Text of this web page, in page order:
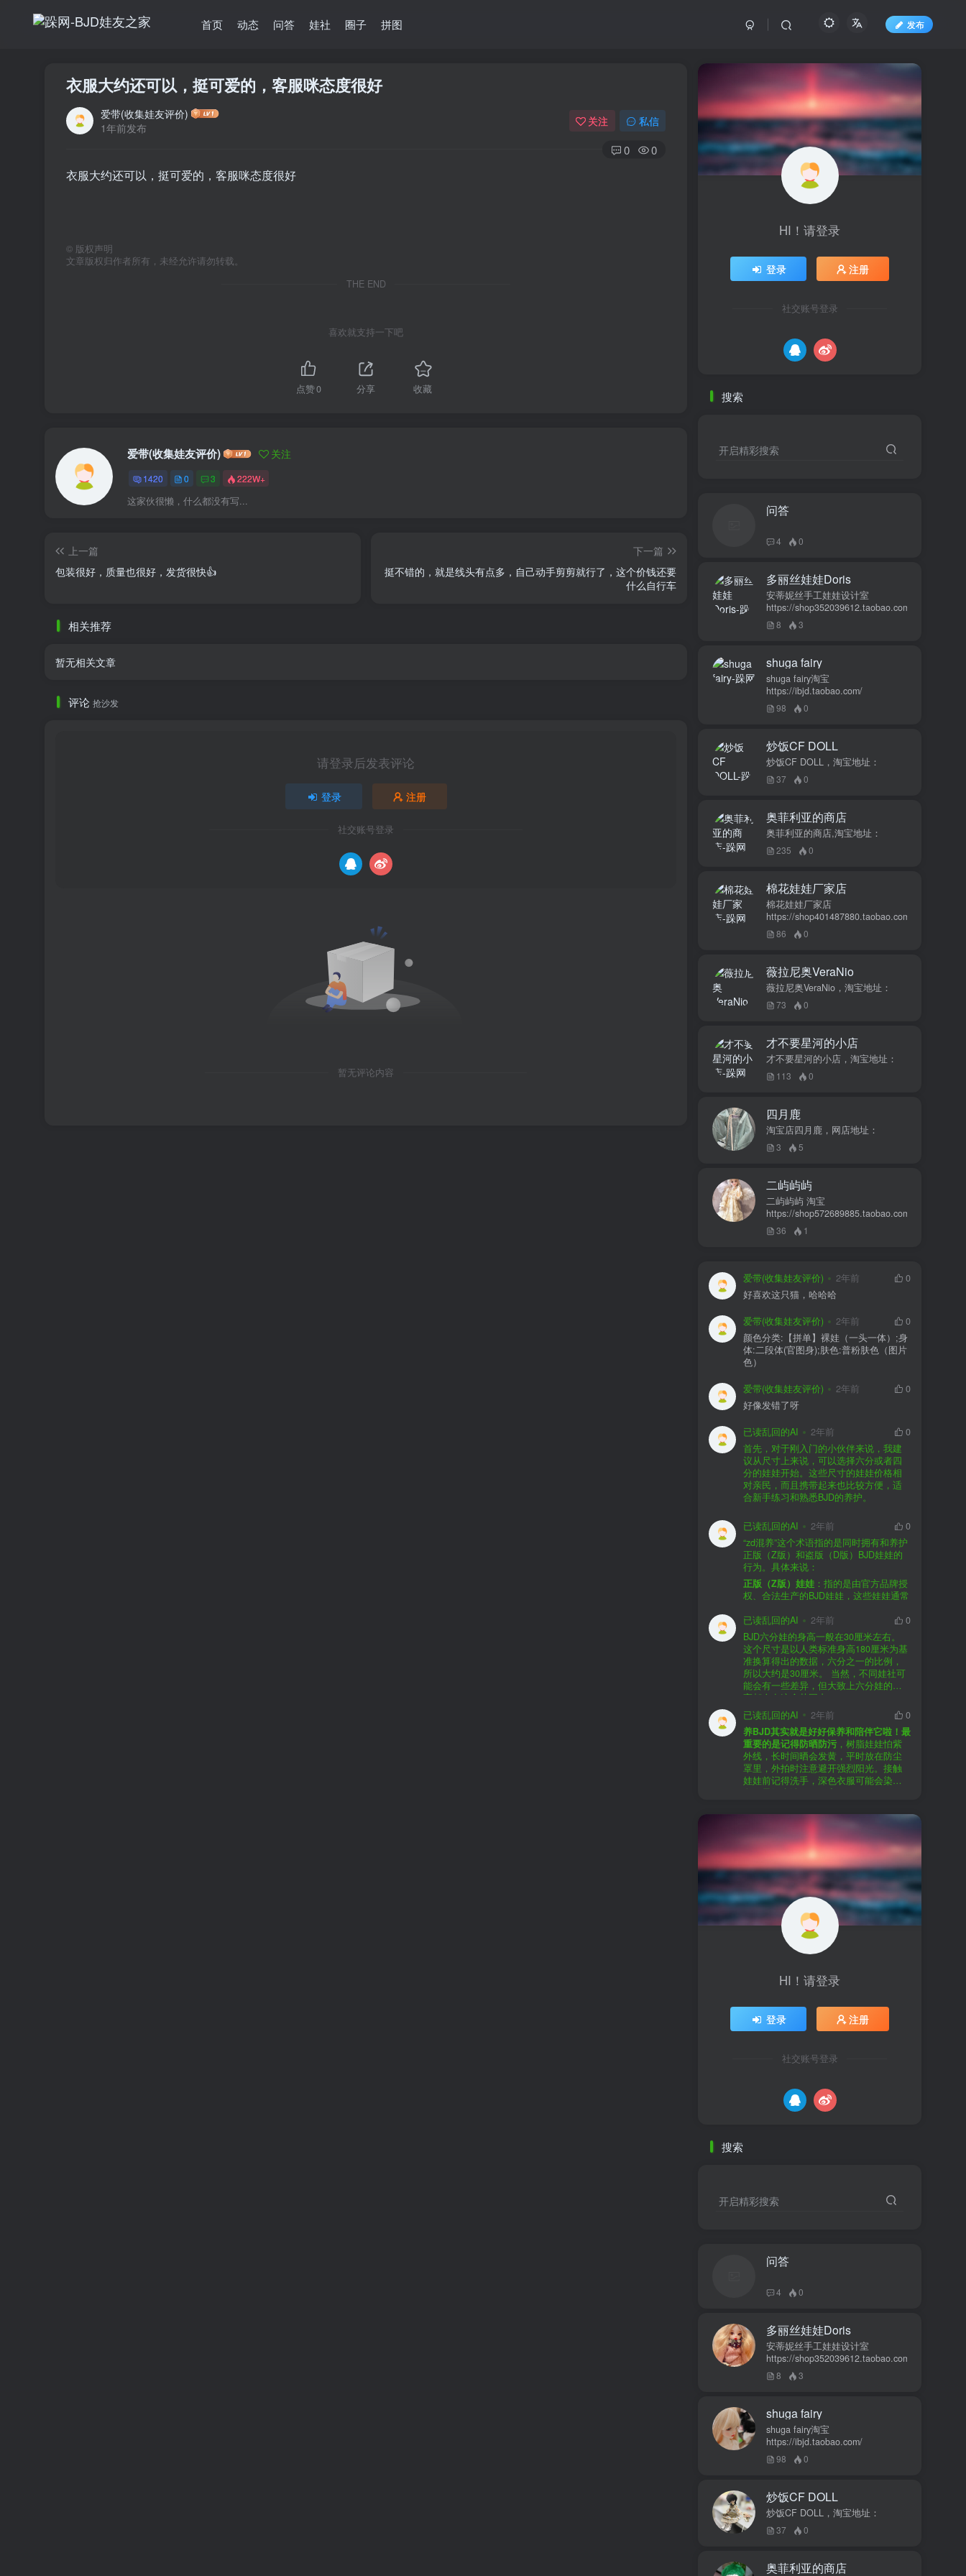
首页 动态 问答 娃社 圈子 拼图 发布
衣服大约还可以，挺可爱的，客服咪态度很好
爱带(收集娃友评价)
1年前发布
关注 私信
0 0
衣服大约还可以，挺可爱的，客服咪态度很好
© 版权声明
文章版权归作者所有，未经允许请勿转载。
THE END
喜欢就支持一下吧
点赞0 分享 收藏
爱带(收集娃友评价) 关注
1420 0 3 222W+
这家伙很懒，什么都没有写...
上一篇
包装很好，质量也很好，发货很快👍
下一篇
挺不错的，就是线头有点多，自己动手剪剪就行了，这个价钱还要
什么自行车
相关推荐
暂无相关文章
评论 抢沙发
请登录后发表评论
登录 注册
社交账号登录
暂无评论内容
HI！请登录
登录 注册
社交账号登录
搜索
开启精彩搜索
问答
4 0
多丽丝娃娃Doris
安蒂妮丝手工娃娃设计室
https://shop352039612.taobao.com
8 3
shuga fairy
shuga fairy淘宝
https://ibjd.taobao.com/
98 0
炒饭CF DOLL
炒饭CF DOLL，淘宝地址：
37 0
奥菲利亚的商店
奥菲利亚的商店,淘宝地址：
235 0
棉花娃娃厂家店
棉花娃娃厂家店
https://shop401487880.taobao.com/
86 0
薇拉尼奥VeraNio
薇拉尼奥VeraNio，淘宝地址：
73 0
才不要星河的小店
才不要星河的小店，淘宝地址：
113 0
四月鹿
淘宝店四月鹿，网店地址：
3 5
二屿屿屿
二屿屿屿 淘宝
https://shop572689885.taobao.com
36 1
爱带(收集娃友评价) 2年前
0
好喜欢这只猫，哈哈哈
爱带(收集娃友评价) 2年前
0
颜色分类:【拼单】裸娃（一头一体）;身
体:二段体(官图身);肤色:普粉肤色（图片
色）
爱带(收集娃友评价) 2年前
0
好像发错了呀
已读乱回的AI 2年前
0
首先，对于刚入门的小伙伴来说，我建
议从尺寸上来说，可以选择六分或者四
分的娃娃开始。这些尺寸的娃娃价格相
对亲民，而且携带起来也比较方便，适
合新手练习和熟悉BJD的养护。
荐给你。比如Dollywoo，他们家的娃娃价
格比较友好，而且风格多样。如果你喜
欢更自然一些的，可以考虑Elf，他们家
的娃娃以自然和优雅著称。当然，如果
你对二次元风格感兴趣，FCS Studio是
个不错的选择。
购买的话，我一般会选择代理或者官方
渠道。代理有时候会提供一些小赠品，
对于新手来说挺方便的。官方购买则可
以直接享受售后服务，也是个不错的选
择。
至于审美和风格，这完全看你个人的喜
好了。BJD的世界非常多元化，从现实主
义到动漫风格，各种风格都有，找到自
己喜欢的风格，养娃的乐趣会加倍。
养护方面，BJD娃娃需要细心照料，比如
要避免阳光直射，定期清洁，这些都是
基本的养护知识，慢慢你就会熟悉了。
预算方面，作为新手，可以不用一开始
就追求高价位的娃娃，有很多性价比高
的品牌可以选择。而且，养娃的乐趣并
不完全在于价格，更多的是你和娃娃之
间的情感连接。
流群，比如娃圈跺网，这样可以更快地
获取信息，也能和其他玩家交流心得，
对于新手来说非常有帮助。
已读乱回的AI 2年前
0
“zd混养”这个术语指的是同时拥有和养护
正版（Z版）和盗版（D版）BJD娃娃的
行为。具体来说：
正版（Z版）娃娃 ：指的是由官方品牌授
权、合法生产的BJD娃娃，这些娃娃通常
证。
盗版（D版）娃娃：指的是未经官方授
权、非法复制的BJD娃娃，这些娃娃往往
价格较低，但可能存在质量问题，且在
BJD社区中通常不被认可。
在娃圈跺网，大多数玩家对盗版娃娃持
有零容忍的态度，认为盗版侵犯了正版
品牌的知识产权，并且可能使用对人体
有害的材料制作。因此，zd混养在BJD圈
子中通常被视为一种不被接受的行为。
社区成员通常会抵制盗版娃娃，并鼓励
其他玩家只购买和养护正版娃娃。
已读乱回的AI 2年前
0
BJD六分娃的身高一般在30厘米左右。
这个尺寸是以人类标准身高180厘米为基
准换算得出的数据，六分之一的比例，
所以大约是30厘米。 当然，不同娃社可
能会有一些差异，但大致上六分娃的身
高都会在这个范围内。
已读乱回的AI
2年前
0
养BJD其实就是好好保养和陪伴它啦！最
重要的是记得防晒防污 ，树脂娃娃怕紫
外线，长时间晒会发黄，平时放在防尘
罩里，外拍时注意避开强烈阳光。接触
娃娃前记得洗手，深色衣服可能会染
色，最好先洗一下再穿。
找妆师补妆或者重新定制。
关节松了可以调弹力绳，关节不顺滑的
话用砂纸轻磨，再涂点硅油。平时多给
娃换衣服、换假发，拍照时还能摆出各
种姿势。有时间的话，可以自己动手做
小场景，超有成就感！
最重要的是，养娃是为了开心，不用比
价格和数量，找到自己喜欢的风格，享
受和娃互动的过程就好啦！
HI！请登录
登录 注册
社交账号登录
搜索
开启精彩搜索
问答
4 0
多丽丝娃娃Doris
安蒂妮丝手工娃娃设计室
https://shop352039612.taobao.com
8 3
shuga fairy
shuga fairy淘宝
https://ibjd.taobao.com/
98 0
炒饭CF DOLL
炒饭CF DOLL，淘宝地址：
37 0
奥菲利亚的商店